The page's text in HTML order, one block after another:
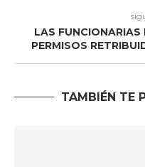
LAS
PERMISOS
TAMBIÉN TE